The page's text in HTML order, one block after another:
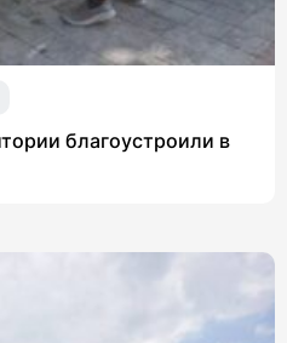
благоустроили в